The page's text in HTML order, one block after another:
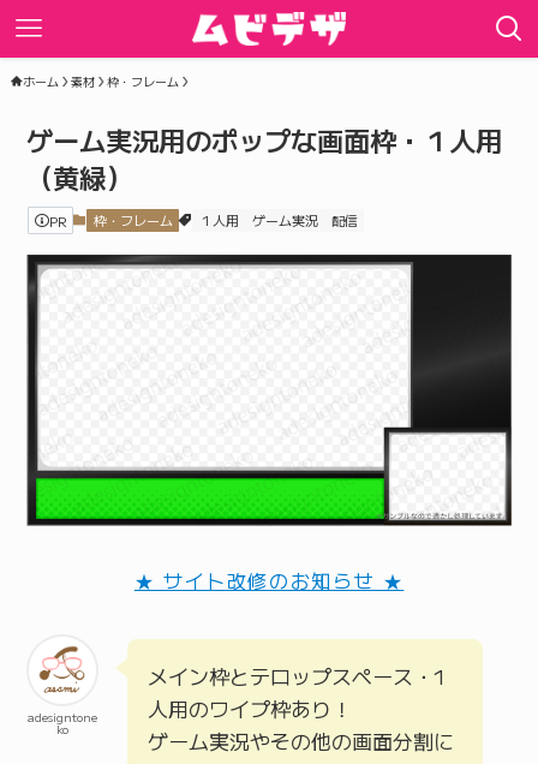
ホーム 素材 枠・フレーム
ゲーム実況用のポップな画面枠・１人用
（黄緑）
PR 枠・フレーム １人用 ゲーム実況 配信
★ サイト改修のお知らせ ★
adesigntone
ko
メイン枠とテロップスペース・1
人用のワイプ枠あり！
ゲーム実況やその他の画面分割に